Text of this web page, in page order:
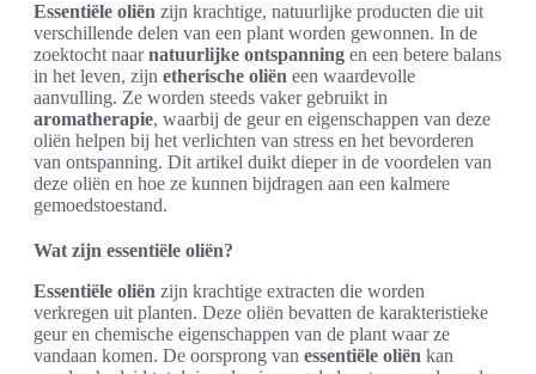
Essentiële oliën zijn krachtige, natuurlijke producten die uit
verschillende delen van een plant worden gewonnen. In de
zoektocht naarnatuurlijke ontspanning en een betere balans
in het leven, zijn etherische oliën een waardevolle
aanvulling. Ze worden steeds vaker gebruikt in
aromatherapie, waarbij de geur en eigenschappen van deze
oliën helpen bij het verlichten van stress en het bevorderen
van ontspanning. Dit artikel duikt dieper in de voordelen van
deze oliën en hoe ze kunnen bijdragen aan een kalmere
gemoedstoestand.
Wat zijn essentiële oliën?
Essentiële oliën zijn krachtige extracten die worden
verkregen uit planten. Deze oliën bevatten de karakteristieke
geur en chemische eigenschappen van de plant waar ze
vandaan komen. De oorsprong van essentiële oliën kan